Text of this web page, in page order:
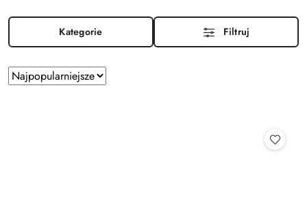
Kategorie Filtruj
Zastosowano
sortowanie:
Sortuj
według